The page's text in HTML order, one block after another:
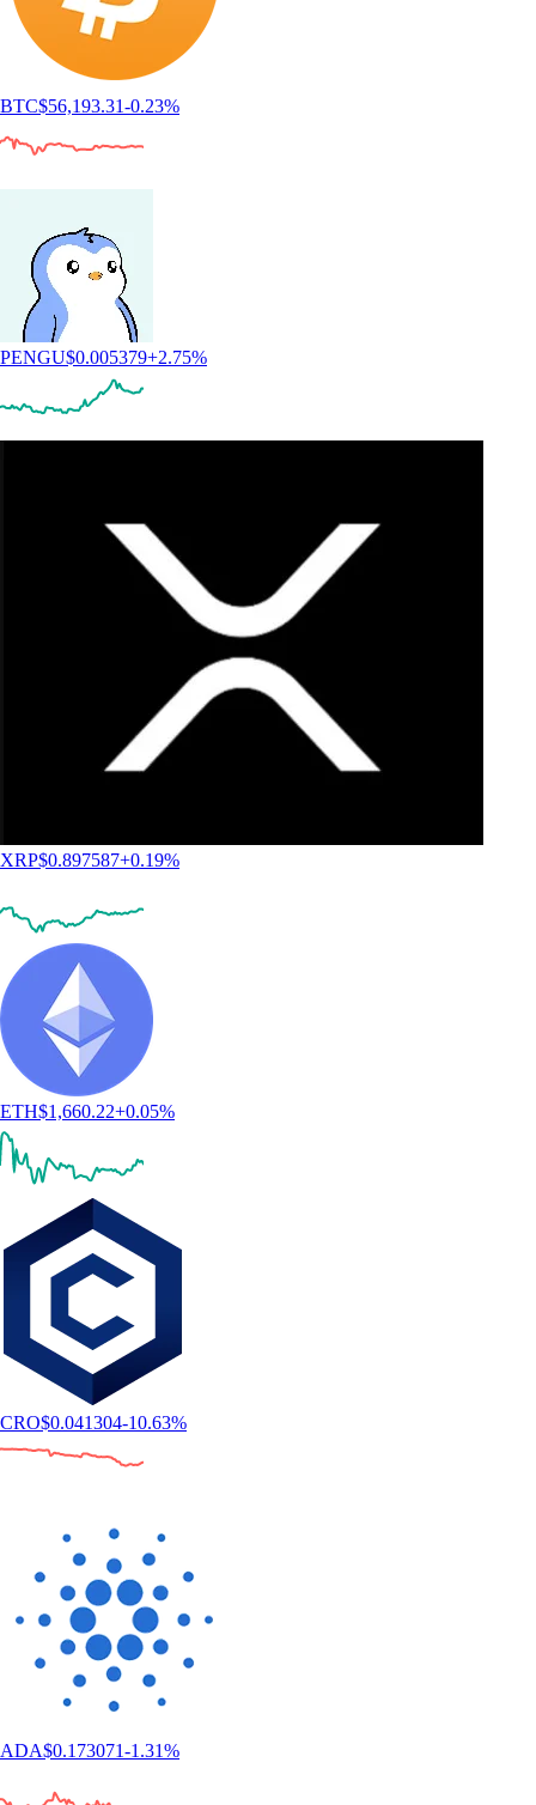
BTC$56,193.31-0.23%
PENGU$0.005379+2.75%
XRP$0.897587+0.19%
ETH$1,660.22+0.05%
CRO$0.041304-10.63%
ADA$0.173071-1.31%